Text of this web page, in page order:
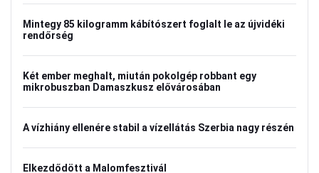
Mintegy 85 kilogramm kábítószert foglalt le az újvidéki
rendőrség
Két ember meghalt, miután pokolgép robbant egy
mikrobuszban Damaszkusz elővárosában
A vízhiány ellenére stabil a vízellátás Szerbia nagy részén
Elkezdődött a Malomfesztivál